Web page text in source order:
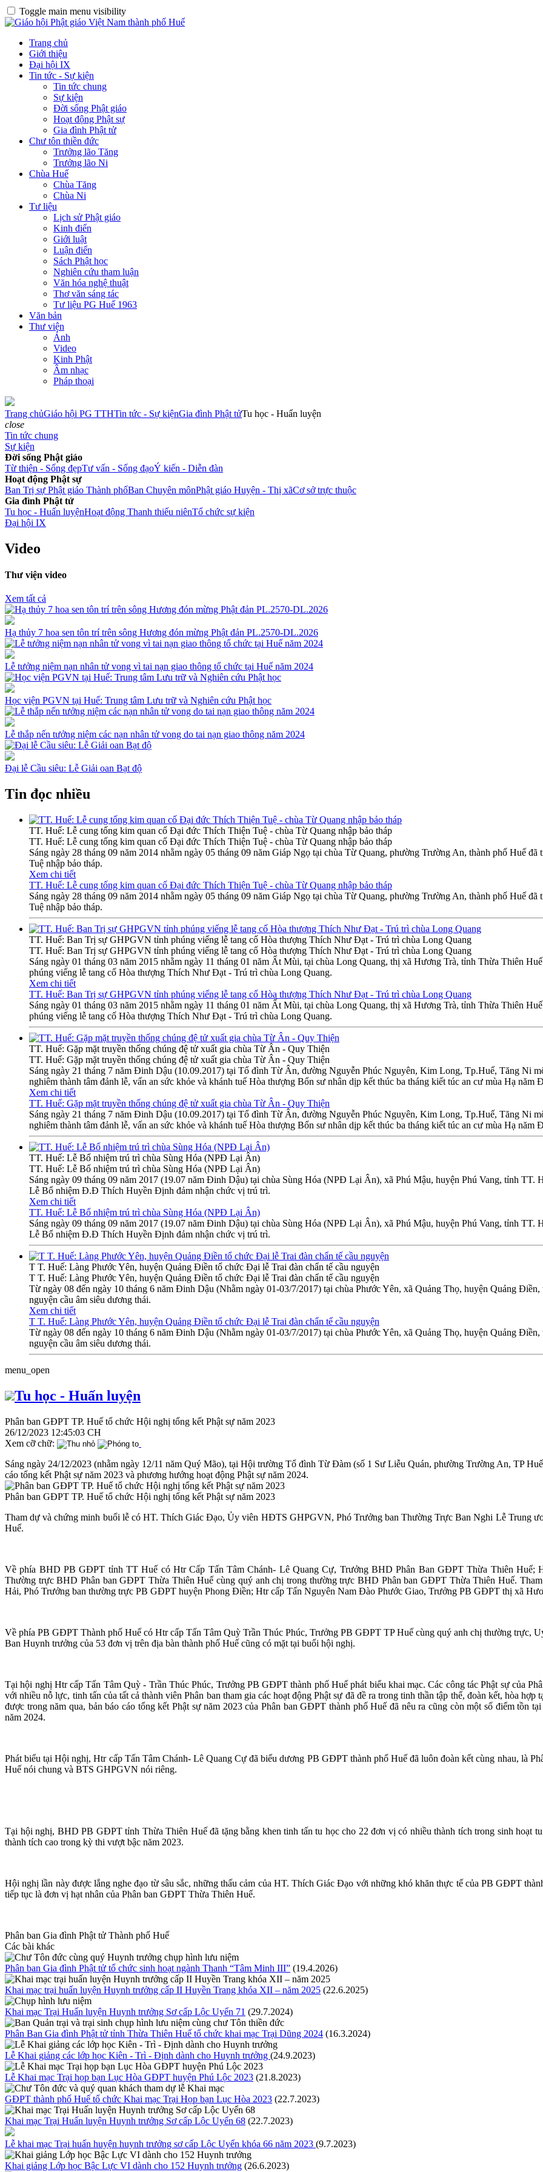
Toggle main menu visibility
Trang chủ
Giới thiệu
Đại hội IX
Tin tức - Sự kiện
Tin tức chung
Sự kiện
Đời sống Phật giáo
Hoạt động Phật sự
Gia đình Phật tử
Chư tôn thiền đức
Trưởng lão Tăng
Trưởng lão Ni
Chùa Huế
Chùa Tăng
Chùa Ni
Tư liệu
Lịch sử Phật giáo
Kinh điển
Giới luật
Luận điển
Sách Phật học
Nghiên cứu tham luận
Văn hóa nghệ thuật
Thơ văn sáng tác
Tư liệu PG Huế 1963
Văn bản
Thư viện
Ảnh
Video
Kinh Phật
Âm nhạc
Pháp thoại
Trang chủGiáo hội PG TTHTin tức - Sự kiệnGia đình Phật tửTu học - Huấn luyện
close
Tin tức chung
Sự kiện
Đời sống Phật giáo
Từ thiện - Sống đẹpTư vấn - Sống đạoÝ kiến - Diễn đàn
Hoạt động Phật sự
Ban Trị sự Phật giáo Thành phốBan Chuyên mônPhật giáo Huyện - Thị xãCơ sở trực thuộc
Gia đình Phật tử
Tu học - Huấn luyệnHoạt động Thanh thiếu niênTổ chức sự kiện
Đại hội IX
Video
Thư viện video
Xem tất cả
Hạ thủy 7 hoa sen tôn trí trên sông Hương đón mừng Phật đản PL.2570-DL.2026
Lễ tưởng niệm nạn nhân tử vong vì tai nạn giao thông tổ chức tại Huế năm 2024
Học viện PGVN tại Huế: Trung tâm Lưu trữ và Nghiên cứu Phật học
Lễ thắp nến tưởng niệm các nạn nhân tử vong do tai nạn giao thông năm 2024
Đại lễ Cầu siêu: Lễ Giải oan Bạt độ
Tin đọc nhiều
TT. Huế: Lễ cung tống kim quan cố Đại đức Thích Thiện Tuệ - chùa Từ Quang nhập bảo tháp
TT. Huế: Lễ cung tống kim quan cố Đại đức Thích Thiện Tuệ - chùa Từ Quang nhập bảo tháp
Sáng ngày 28 tháng 09 năm 2014 nhằm ngày 05 tháng 09 năm Giáp Ngọ tại chùa Từ Quang, phường Trường An, thành phố Huế
Tuệ nhập bảo tháp.
Xem chi tiết
TT. Huế: Lễ cung tống kim quan cố Đại đức Thích Thiện Tuệ - chùa Từ Quang nhập bảo tháp
Sáng ngày 28 tháng 09 năm 2014 nhằm ngày 05 tháng 09 năm Giáp Ngọ tại chùa Từ Quang, phường Trường An, thành phố Huế
Tuệ nhập bảo tháp.
TT. Huế: Ban Trị sự GHPGVN tỉnh phúng viếng lễ tang cố Hòa thượng Thích Như Đạt - Trú trì chùa Long Quang
TT. Huế: Ban Trị sự GHPGVN tỉnh phúng viếng lễ tang cố Hòa thượng Thích Như Đạt - Trú trì chùa Long Quang
Sáng ngày 01 tháng 03 năm 2015 nhằm ngày 11 tháng 01 năm Ất Mùi, tại chùa Long Quang, thị xã Hương Trà, tỉnh Thừa Thiên
phúng viếng lễ tang cố Hòa thượng Thích Như Đạt - Trú trì chùa Long Quang.
Xem chi tiết
TT. Huế: Ban Trị sự GHPGVN tỉnh phúng viếng lễ tang cố Hòa thượng Thích Như Đạt - Trú trì chùa Long Quang
Sáng ngày 01 tháng 03 năm 2015 nhằm ngày 11 tháng 01 năm Ất Mùi, tại chùa Long Quang, thị xã Hương Trà, tỉnh Thừa Thiên
phúng viếng lễ tang cố Hòa thượng Thích Như Đạt - Trú trì chùa Long Quang.
TT. Huế: Gặp mặt truyền thống chúng đệ tử xuất gia chùa Từ Ân - Quy Thiện
TT. Huế: Gặp mặt truyền thống chúng đệ tử xuất gia chùa Từ Ân - Quy Thiện
Sáng ngày 21 tháng 7 năm Đinh Dậu (10.09.2017) tại Tổ đình Từ Ân, đường Nguyễn Phúc Nguyên, Kim Long, Tp.Huế, Tăng Ni
nghiêm thành tâm đảnh lễ, vấn an sức khỏe và khánh tuế Hòa thượng Bổn sư nhân dịp kết thúc ba tháng kiết túc an cư mùa Hạ năm
Xem chi tiết
TT. Huế: Gặp mặt truyền thống chúng đệ tử xuất gia chùa Từ Ân - Quy Thiện
Sáng ngày 21 tháng 7 năm Đinh Dậu (10.09.2017) tại Tổ đình Từ Ân, đường Nguyễn Phúc Nguyên, Kim Long, Tp.Huế, Tăng Ni
nghiêm thành tâm đảnh lễ, vấn an sức khỏe và khánh tuế Hòa thượng Bổn sư nhân dịp kết thúc ba tháng kiết túc an cư mùa Hạ năm
TT. Huế: Lễ Bổ nhiệm trú trì chùa Sùng Hóa (NPĐ Lại Ân)
TT. Huế: Lễ Bổ nhiệm trú trì chùa Sùng Hóa (NPĐ Lại Ân)
Sáng ngày 09 tháng 09 năm 2017 (19.07 năm Đinh Dậu) tại chùa Sùng Hóa (NPĐ Lại Ân), xã Phú Mậu, huyện Phú Vang, tỉnh
Lễ Bổ nhiệm Đ.Đ Thích Huyền Định đảm nhận chức vị trú trì.
Xem chi tiết
TT. Huế: Lễ Bổ nhiệm trú trì chùa Sùng Hóa (NPĐ Lại Ân)
Sáng ngày 09 tháng 09 năm 2017 (19.07 năm Đinh Dậu) tại chùa Sùng Hóa (NPĐ Lại Ân), xã Phú Mậu, huyện Phú Vang, tỉnh
Lễ Bổ nhiệm Đ.Đ Thích Huyền Định đảm nhận chức vị trú trì.
T T. Huế: Làng Phước Yên, huyện Quảng Điền tổ chức Đại lễ Trai đàn chẩn tế cầu nguyện
T T. Huế: Làng Phước Yên, huyện Quảng Điền tổ chức Đại lễ Trai đàn chẩn tế cầu nguyện
Từ ngày 08 đến ngày 10 tháng 6 năm Đinh Dậu (Nhằm ngày 01-03/7/2017) tại chùa Phước Yên, xã Quảng Thọ, huyện Quảng
nguyện cầu âm siêu dương thái.
Xem chi tiết
T T. Huế: Làng Phước Yên, huyện Quảng Điền tổ chức Đại lễ Trai đàn chẩn tế cầu nguyện
Từ ngày 08 đến ngày 10 tháng 6 năm Đinh Dậu (Nhằm ngày 01-03/7/2017) tại chùa Phước Yên, xã Quảng Thọ, huyện Quảng
nguyện cầu âm siêu dương thái.
menu_open
Tu học - Huấn luyện
Phân ban GĐPT TP. Huế tổ chức Hội nghị tổng kết Phật sự năm 2023
26/12/2023 12:45:03 CH
Xem cỡ chữ:
Sáng ngày 24/12/2023 (nhằm ngày 12/11 năm Quý Mão), tại Hội trường Tổ đình Từ Đàm (số 1 Sư Liễu Quán, phường Trường An, TP
cáo tổng kết Phật sự năm 2023 và phương hướng hoạt động Phật sự năm 2024.
Phân ban GĐPT TP. Huế tổ chức Hội nghị tổng kết Phật sự năm 2023
Tham dự và chứng minh buổi lễ có HT. Thích Giác Đạo, Ủy viên HĐTS GHPGVN, Phó Trưởng ban Thường Trực Ban Nghi Lễ Trung
Huế.
Về phía BHD PB GĐPT tỉnh TT Huế có Htr Cấp Tấn Tâm Chánh- Lê Quang Cự, Trưởng BHD Phân Ban GĐPT Thừa Thiên Huế;
Thường trực BHD Phân ban GĐPT Thừa Thiên Huế cùng quý anh chị trong thường trực BHD Phân ban GĐPT Thừa Thiên Huế.
Hải, Phó Trưởng ban thường trực PB GĐPT huyện Phong Điền; Htr cấp Tấn Nguyên Nam Đào Phước Giao, Trưởng PB GĐPT thị xã
Về phía PB GĐPT Thành phố Huế có Htr cấp Tấn Tâm Quỳ Trần Thúc Phúc, Trưởng PB GĐPT TP Huế cùng quý anh chị thường trực,
Ban Huynh trưởng của 53 đơn vị trên địa bàn thành phố Huế cũng có mặt tại buổi hội nghị.
Tại hội nghị Htr cấp Tấn Tâm Quỳ - Trần Thúc Phúc, Trưởng PB GĐPT thành phố Huế phát biểu khai mạc. Các công tác Phật sự của
với nhiều nỗ lực, tinh tấn của tất cả thành viên Phân ban tham gia các hoạt động Phật sự đã đề ra trong tinh thần tập thể, đoàn kết, hòa
được trong năm qua, bản báo cáo tổng kết Phật sự năm 2023 của Phân ban GĐPT thành phố Huế đã nêu ra cũng còn một số điểm tồn
năm 2024.
Phát biểu tại Hội nghị, Htr cấp Tấn Tâm Chánh- Lê Quang Cự đã biểu dương PB GĐPT thành phố Huế đã luôn đoàn kết cùng nhau, là
Huế nói chung và BTS GHPGVN nói riêng.
Tại hội nghị, BHD PB GĐPT tỉnh Thừa Thiên Huế đã tặng bằng khen tinh tấn tu học cho 22 đơn vị có nhiều thành tích trong sinh hoạt
thành tích cao trong kỳ thi vượt bậc năm 2023.
Hội nghị lần này được lắng nghe đạo từ sâu sắc, những thấu cảm của HT. Thích Giác Đạo với những khó khăn thực tế của PB GĐPT
tiếp tục là đơn vị hạt nhân của Phân ban GĐPT Thừa Thiên Huế.
Phân ban Gia đình Phật tử Thành phố Huế
Các bài khác
Phân ban Gia đình Phật tử tổ chức sinh hoạt ngành Thanh “Tâm Minh III” (19.4.2026)
Khai mạc trại huấn luyện Huynh trưởng cấp II Huyền Trang khóa XII – năm 2025 (22.6.2025)
Khai mạc Trại Huấn luyện Huynh trưởng Sơ cấp Lộc Uyển 71 (29.7.2024)
Phân Ban Gia đình Phật tử tỉnh Thừa Thiên Huế tổ chức khai mạc Trại Dũng 2024 (16.3.2024)
Lễ Khai giảng các lớp học Kiên - Trì - Định dành cho Huynh trưởng (24.9.2023)
Lễ Khai mạc Trại họp bạn Lục Hòa GĐPT huyện Phú Lộc 2023 (21.8.2023)
GĐPT thành phố Huế tổ chức Khai mạc Trại Họp bạn Lục Hòa 2023 (22.7.2023)
Khai mạc Trại Huấn luyện Huynh trưởng Sơ cấp Lộc Uyển 68 (22.7.2023)
Lễ khai mạc Trại huấn huyện huynh trưởng sơ cấp Lộc Uyển khóa 66 năm 2023 (9.7.2023)
Khai giảng Lớp học Bậc Lực VI dành cho 152 Huynh trưởng (26.6.2023)